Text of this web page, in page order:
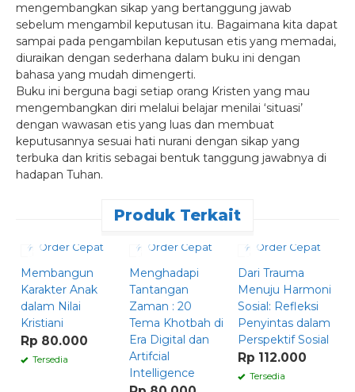
mengembangkan sikap yang bertanggung jawab
sebelum mengambil keputusan itu. Bagaimana kita dapat
sampai pada pengambilan keputusan etis yang memadai,
diuraikan dengan sederhana dalam buku ini dengan
bahasa yang mudah dimengerti.
Buku ini berguna bagi setiap orang Kristen yang mau
mengembangkan diri melalui belajar menilai ‘situasi’
dengan wawasan etis yang luas dan membuat
keputusannya sesuai hati nurani dengan sikap yang
terbuka dan kritis sebagai bentuk tanggung jawabnya di
hadapan Tuhan.
Produk Terkait
Order Cepat
Membangun
Karakter Anak
dalam Nilai
Kristiani
Rp 80.000
Tersedia
Order Cepat
Menghadapi
Tantangan
Zaman : 20
Tema Khotbah di
Era Digital dan
Artifcial
Intelligence
Order Cepat
Dari Trauma
Menuju Harmoni
Sosial: Refleksi
Penyintas dalam
Perspektif Sosial
Rp 112.000
Tersedia